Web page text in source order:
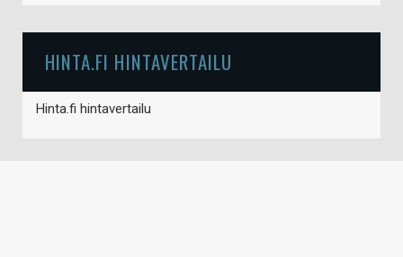
HINTA.FI HINTAVERTAILU
Hinta.fi hintavertailu